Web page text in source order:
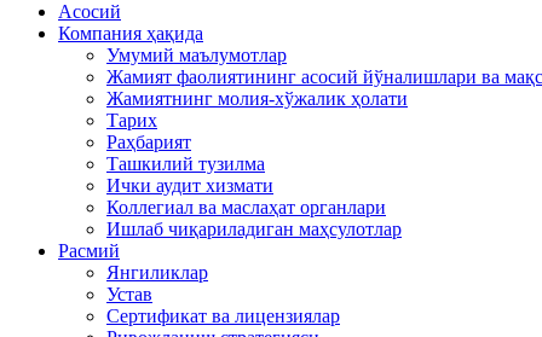
Асосий
Компания ҳақида
Умумий маълумотлар
Жамият фаолиятининг асосий йўналишлари ва
Жамиятнинг молия-хўжалик ҳолати
Тарих
Раҳбарият
Ташкилий тузилма
Ички аудит хизмати
Коллегиал ва маслаҳат органлари
Ишлаб чиқариладиган маҳсулотлар
Расмий
Янгиликлар
Устав
Сертификат ва лицензиялар